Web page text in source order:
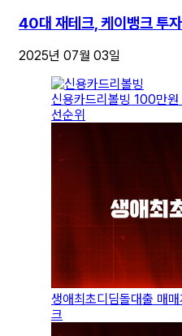
40대 재테크, 케이뱅크 투
2025년 07월 03일
신용카드리볼빙 100만
선순위
생애최초디딤돌대출 매
크